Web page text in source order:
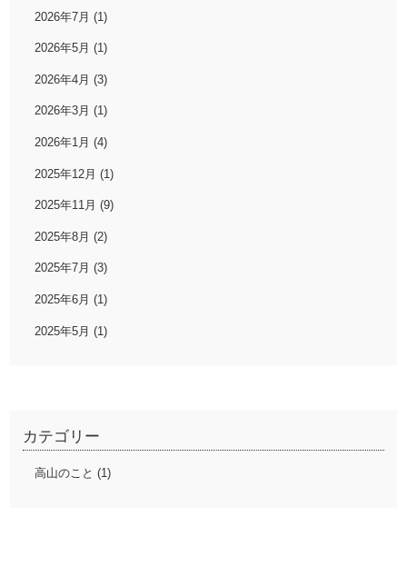
2026年7月 (1)
2026年5月 (1)
2026年4月 (3)
2026年3月 (1)
2026年1月 (4)
2025年12月 (1)
2025年11月 (9)
2025年8月 (2)
2025年7月 (3)
2025年6月 (1)
2025年5月 (1)
カテゴリー
高山のこと (1)